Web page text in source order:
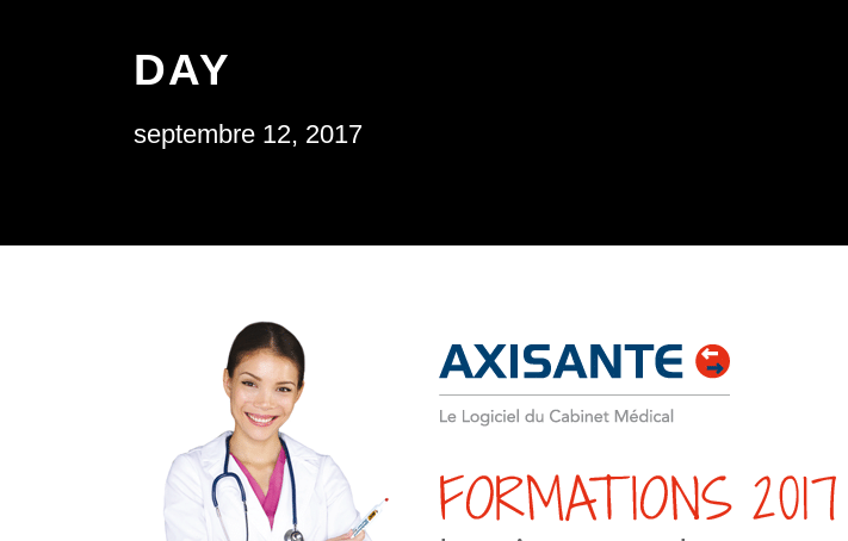
DAY
septembre 12, 2017